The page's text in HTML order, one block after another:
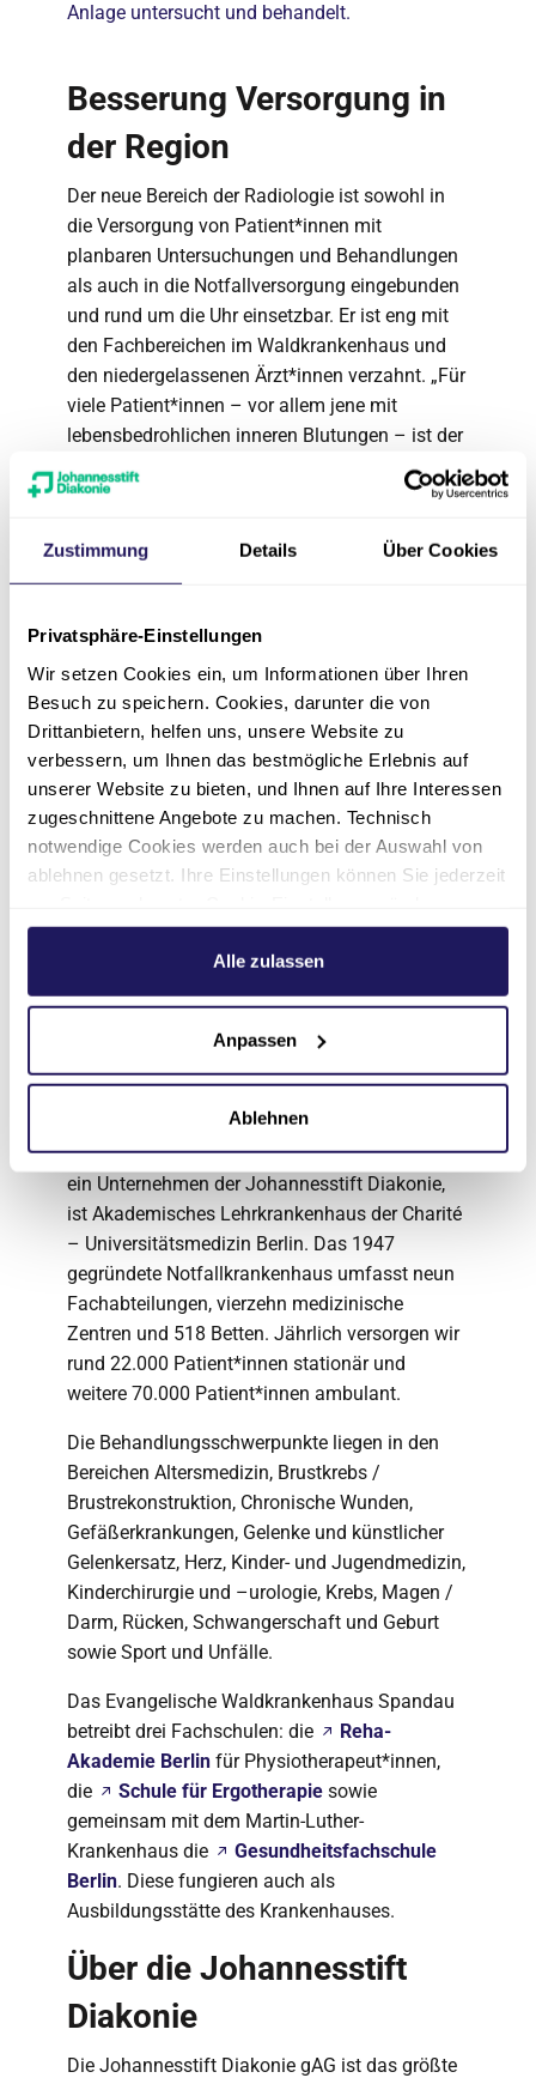
Zustimmung Details Über Cookies
Privatsphäre-Einstellungen
Wir setzen Cookies ein, um Informationen über Ihren
Besuch zu speichern. Cookies, darunter die von
Drittanbietern, helfen uns, unsere Website zu
verbessern, um Ihnen das bestmögliche Erlebnis auf
unserer Website zu bieten, und Ihnen auf Ihre Interessen
zugeschnittene Angebote zu machen. Technisch
notwendige Cookies werden auch bei der Auswahl von
ablehnen gesetzt. Ihre Einstellungen können Sie jederzeit
Weitere Informationen hierzu finden Sie in unserer
.
Alle zulassen
Anpassen
Ablehnen
Anlage untersucht und behandelt.
Besserung Versorgung in
der Region
Der neue Bereich der Radiologie ist sowohl in
die Versorgung von Patient*innen mit
planbaren Untersuchungen und Behandlungen
als auch in die Notfallversorgung eingebunden
und rund um die Uhr einsetzbar. Er ist eng mit
den Fachbereichen im Waldkrankenhaus und
den niedergelassenen Ärzt*innen verzahnt. „Für
viele Patient*innen – vor allem jene mit
lebensbedrohlichen inneren Blutungen – ist der
direkte Weg in die Radiologie und dort in die
Angiographie eine lebensrettende Maßnahme“,
Chefarzt der Klinik für Bildgebende Diagnostik
und Interventionsradiologie.
Das Evangelische Waldkrankenhaus ermöglicht
mit der Erweiterung seiner Radiologie eine
bessere Versorgung der Patient*innen in der
Region. „Wir sind nun gut aufgestellt für den
steigenden Bedarf bei einer wachsenden
Bevölkerung und die Zunahme an
medizinischen Indikationen in der
Gefäßmedizin“, freut sich Carsten Schaulinski,
Geschäftsführer des Evangelischen
Über das Evangelische
Waldkrankenhaus
Das Evangelische Waldkrankenhaus Spandau,
ein Unternehmen der Johannesstift Diakonie,
ist Akademisches Lehrkrankenhaus der Charité
– Universitätsmedizin Berlin. Das 1947
gegründete Notfallkrankenhaus umfasst neun
Fachabteilungen, vierzehn medizinische
Zentren und 518 Betten. Jährlich versorgen wir
rund 22.000 Patient*innen stationär und
weitere 70.000 Patient*innen ambulant.
Die Behandlungsschwerpunkte liegen in den
Bereichen Altersmedizin, Brustkrebs /
Brustrekonstruktion, Chronische Wunden,
Gefäßerkrankungen, Gelenke und künstlicher
Gelenkersatz, Herz, Kinder- und Jugendmedizin,
Kinderchirurgie und –urologie, Krebs, Magen /
Darm, Rücken, Schwangerschaft und Geburt
sowie Sport und Unfälle.
Das Evangelische Waldkrankenhaus Spandau
betreibt drei Fachschulen: die
Reha-
Akademie Berlin für Physiotherapeut*innen,
die
Schule für Ergotherapie sowie
gemeinsam mit dem Martin-Luther-
Krankenhaus die
Gesundheitsfachschule
Berlin. Diese fungieren auch als
Ausbildungsstätte des Krankenhauses.
Über die Johannesstift
Diakonie
Die Johannesstift Diakonie gAG ist das größte